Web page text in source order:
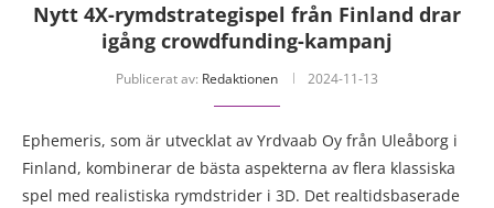
Nytt 4X-rymdstrategispel från Finland drar
igång crowdfunding-kampanj
Publicerat av: Redaktionen 2024-11-13
Ephemeris, som är utvecklat av Yrdvaab Oy från Uleåborg i
Finland, kombinerar de bästa aspekterna av flera klassiska
spel med realistiska rymdstrider i 3D. Det realtidsbaserade